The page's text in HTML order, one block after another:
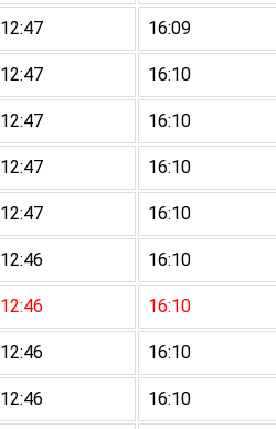
12:47 16:09
12:47 16:10
12:47 16:10
12:47 16:10
12:47 16:10
12:46 16:10
12:46 16:10
12:46 16:10
12:46 16:10